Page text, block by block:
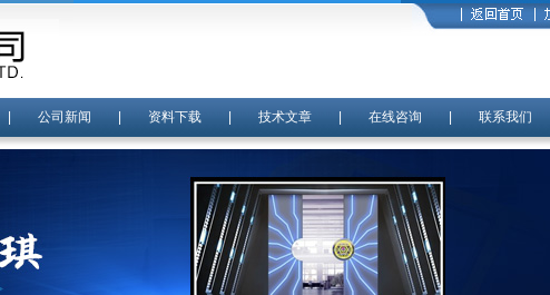
公司新闻 资料下载| 技术文章| 在线咨询 联系我们